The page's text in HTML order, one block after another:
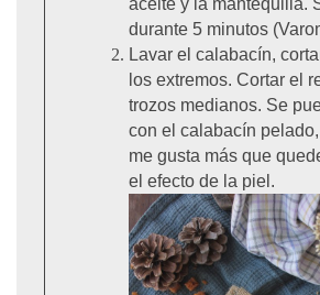
durante 5 minutos
Lavar el calabacín,
los extremos. Cortar el
trozos medianos. Se
con el calabacín
me gusta más que
el efecto de la piel.